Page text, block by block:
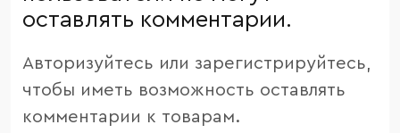
оставлять комментарии.
Авторизуйтесь или зарегистрируйтесь,
чтобы иметь возможность оставлять
комментарии к товарам.